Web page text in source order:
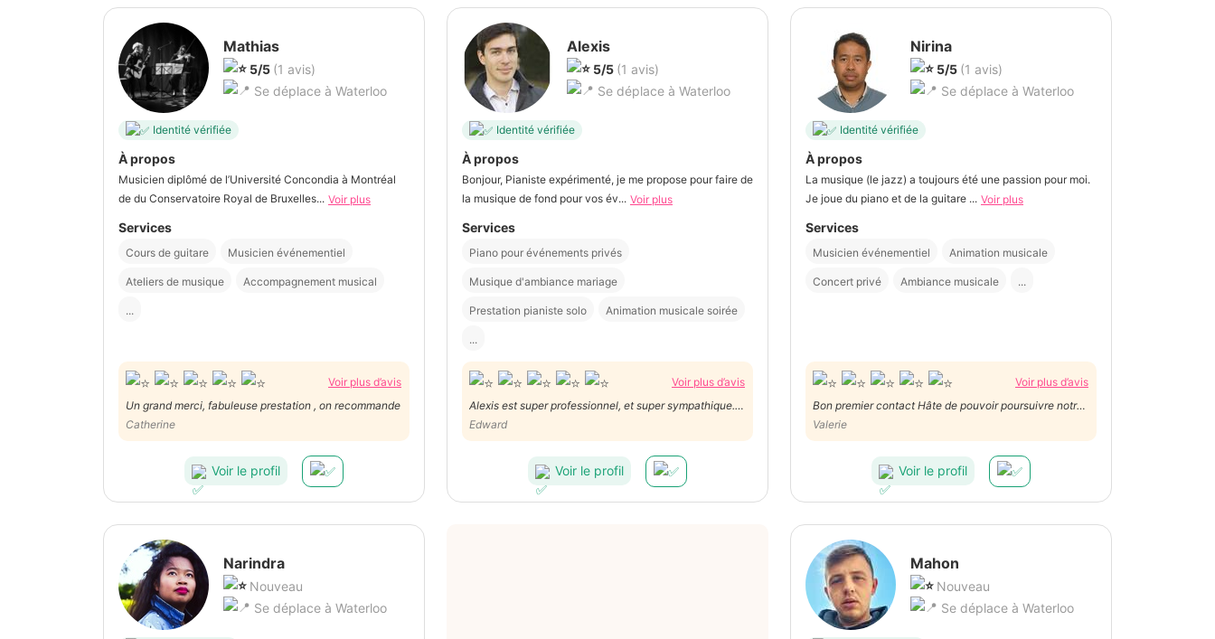
Mathias
5/5 (1 avis)
Se déplace à Waterloo
Identité vérifiée
À propos
Musicien diplômé de l’Université Concondia à Montréal
de du Conservatoire Royal de Bruxelles... Voir plus
Services
Cours de guitare Musicien événementiel
Ateliers de musique Accompagnement musical
...
Voir plus d’avis
Un grand merci, fabuleuse prestation , on recommande
Catherine
Voir le profil
Alexis
5/5 (1 avis)
Se déplace à Waterloo
Identité vérifiée
À propos
Bonjour, Pianiste expérimenté, je me propose pour faire de
la musique de fond pour vos év... Voir plus
Services
Piano pour événements privés
Musique d'ambiance mariage
Prestation pianiste solo Animation musicale soirée
...
Voir plus d’avis
Alexis est super professionnel, et super sympathique. Il
s’est adapté en quelques jours et a su jouer les 3
morceaux que nous lui avions demandé. On le
recommande les yeux fermés.
Edward
Voir le profil
Nirina
5/5 (1 avis)
Se déplace à Waterloo
Identité vérifiée
À propos
La musique (le jazz) a toujours été une passion pour moi.
Je joue du piano et de la guitare ... Voir plus
Services
Musicien événementiel Animation musicale
Concert privé Ambiance musicale ...
Voir plus d’avis
Bon premier contact Hâte de pouvoir poursuivre notre
collaboration
Valerie
Voir le profil
Narindra
Nouveau
Se déplace à Waterloo
Mahon
Nouveau
Se déplace à Waterloo